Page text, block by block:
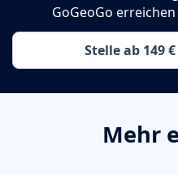
GoGeoGo
Stelle ab 149
Mehr